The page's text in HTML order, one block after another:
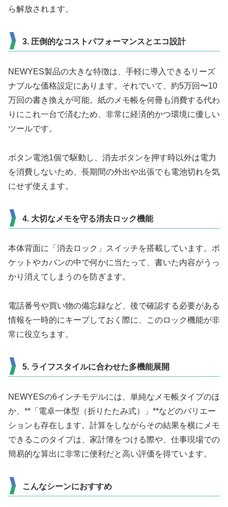
ら解放されます。
3. 圧倒的なコストパフォーマンスとエコ設計
NEWYES製品の大きな特徴は、手軽に導入できるリーズ
ナブルな価格設定にあります。それでいて、約5万回〜10
万回の書き換えが可能。紙のメモ帳を何冊も消費する代わ
りにこれ一台で済むため、非常に経済的かつ環境に優しい
ツールです。
ボタン電池1個で駆動し、消去ボタンを押す時以外は電力
を消費しないため、長期間の外出や出張でも電池切れを気
にせず使えます。
4. 大切なメモを守る消去ロック機能
本体背面に「消去ロック」スイッチを搭載しています。ポ
ケットやカバンの中で何かに当たって、書いた内容がうっ
かり消えてしまうのを防ぎます。
電話番号や買い物の備忘録など、後で確認する必要がある
情報を一時的にキープしておく際に、このロック機能が非
常に役立ちます。
5. ライフスタイルに合わせた多機能展開
NEWYESの6インチモデルには、単純なメモ帳タイプのほ
か、**「電卓一体型（折りたたみ式）」**などのバリエー
ションも存在します。計算をしながらその結果を横にメモ
できるこのタイプは、家計簿をつける際や、仕事現場での
簡易的な算出に非常に便利だと高い評価を得ています。
こんなシーンにおすすめ